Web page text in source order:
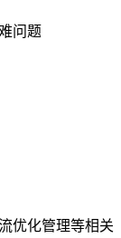
问题
优化管理等相关